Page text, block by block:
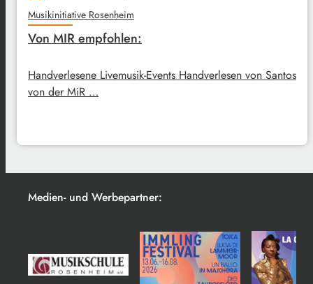
Musikinitiative Rosenheim
Von MIR empfohlen:
Handverlesene Livemusik-Events Handverlesen von Santos
von der MiR …
Medien- und Werbepartner: